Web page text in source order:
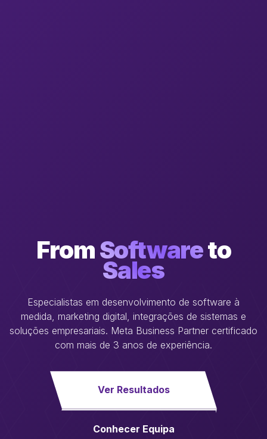
FromSoftwareto
Sales
Especialistas em desenvolvimento de software à
medida, marketing digital, integrações de sistemas e
soluções empresariais. Meta Business Partner certificado
com mais de 3 anos de experiência.
Ver Resultados
Conhecer Equipa